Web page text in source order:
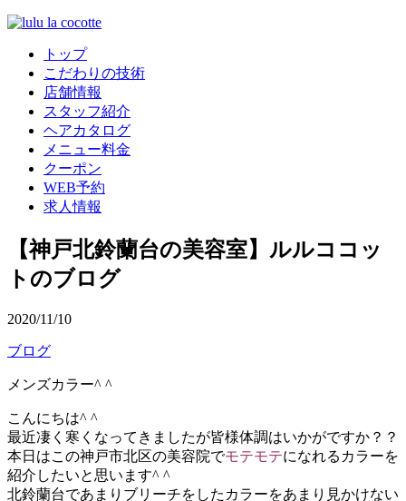
トップ
こだわりの技術
店舗情報
スタッフ紹介
ヘアカタログ
メニュー料金
クーポン
WEB予約
求人情報
【神戸北鈴蘭台の美容室】ルルココッ
トのブログ
2020/11/10
ブログ
メンズカラー^ ^
こんにちは^ ^
最近凄く寒くなってきましたが皆様体調はいかがですか？？
本日はこの神戸市北区の美容院でモテモテになれるカラーを
紹介したいと思います^ ^
北鈴蘭台であまりブリーチをしたカラーをあまり見かけない